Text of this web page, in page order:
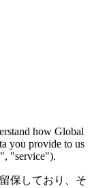
how Global
you provide to us
"service").
保しており、そ